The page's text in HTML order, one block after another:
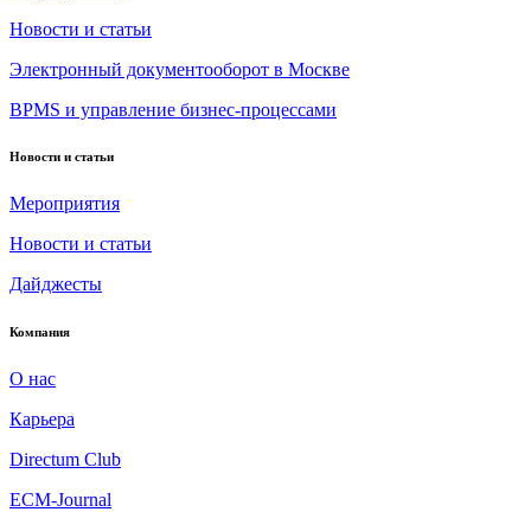
Новости и статьи
Электронный документооборот в Москве
BPMS и управление бизнес-процессами
Новости и статьи
Мероприятия
Новости и статьи
Дайджесты
Компания
О нас
Карьера
Directum Club
ECM-Journal